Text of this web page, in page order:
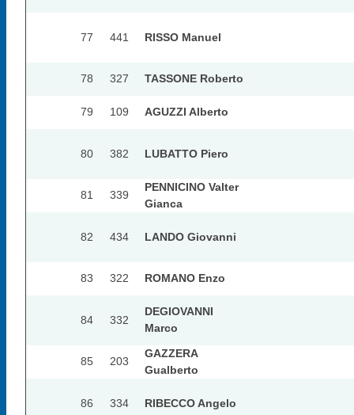
77 441 RISSO Manuel
78 327 TASSONE Roberto
79 109 AGUZZI Alberto
80 382 LUBATTO Piero
81 339
PENNICINO Valter
Gianca
82 434 LANDO Giovanni
83 322 ROMANO Enzo
84 332
DEGIOVANNI
Marco
85 203
GAZZERA
Gualberto
86 334 RIBECCO Angelo